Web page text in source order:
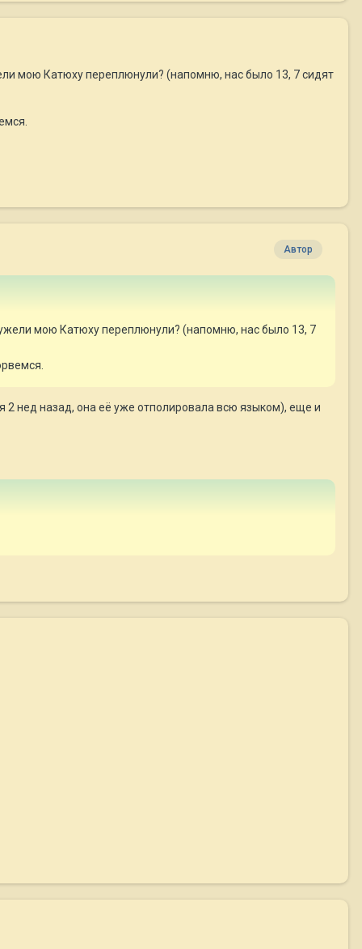
мою Катюху переплюнули? (напомню, нас было 13, 7 сидят
Автор
мою Катюху переплюнули? (напомню, нас было 13, 7
нед назад, она её уже отполировала всю языком), еще и